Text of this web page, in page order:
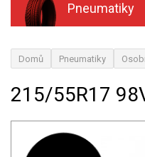
Pneumatiky
Domů Pneumatiky
215/55R17